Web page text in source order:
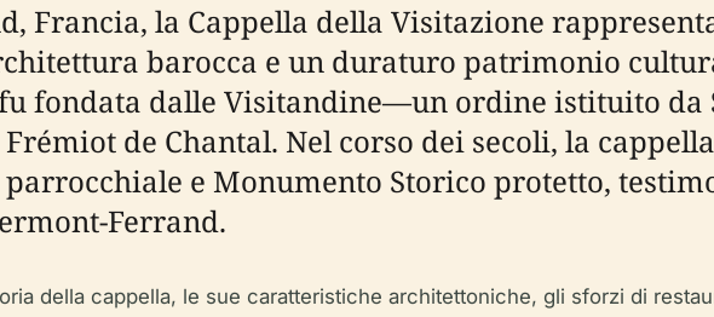
Francia, la Cappella della Visitazione
barocca e un duraturo patrimonio
fondata dalle Visitandine—un ordine istituito da
de Chantal. Nel corso dei secoli, la
e Monumento Storico protetto,
Ferrand.
della cappella, le sue caratteristiche architettoniche, gli sforzi di